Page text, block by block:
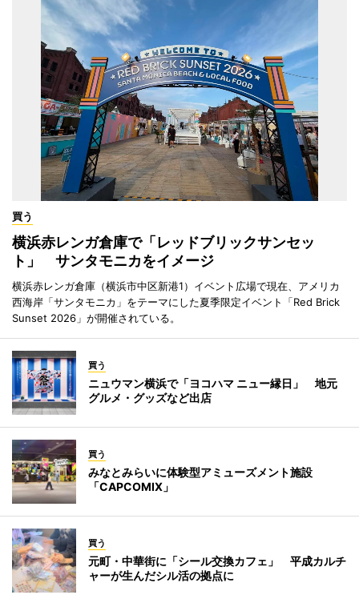
買う
横浜赤レンガ倉庫で「レッドブリックサンセッ
ト」 サンタモニカをイメージ
横浜赤レンガ倉庫（横浜市中区新港1）イベント広場で現在、アメリカ
西海岸「サンタモニカ」をテーマにした夏季限定イベント「Red Brick
Sunset 2026」が開催されている。
買う
ニュウマン横浜で「ヨコハマ ニュー縁日」 地元
グルメ・グッズなど出店
買う
みなとみらいに体験型アミューズメント施設
「CAPCOMIX」
買う
元町・中華街に「シール交換カフェ」 平成カルチ
ャーが生んだシル活の拠点に